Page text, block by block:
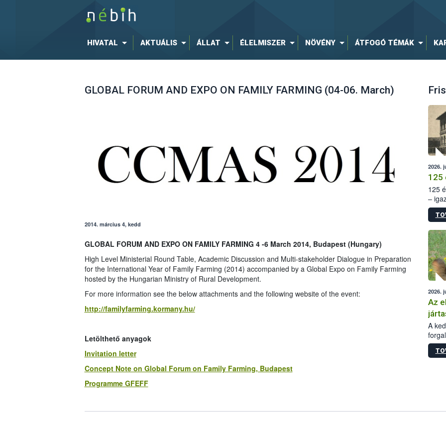
HIVATAL AKTUÁLIS ÁLLAT ÉLELMISZER NÖVÉNY ÁTFOGÓ TÉMÁK
GLOBAL FORUM AND EXPO ON FAMILY FARMING (04-06. March)
2014. március 4, kedd
GLOBAL FORUM AND EXPO ON FAMILY FARMING 4 -6 March 2014, Budapest (Hungary)
High Level Ministerial Round Table, Academic Discussion and Multi-stakeholder Dialogue in Preparation
for the International Year of Family Farming (2014) accompanied by a Global Expo on Family Farming
hosted by the Hungarian Ministry of Rural Development.
For more information see the below attachments and the following website of the event:
http://familyfarming.kormany.hu/
Letölthető anyagok
Invitation letter
Concept Note on Global Forum on Family Farming, Budapest
Programme GFEFF
2026.
125
125
–
15.
2026.
Az
A